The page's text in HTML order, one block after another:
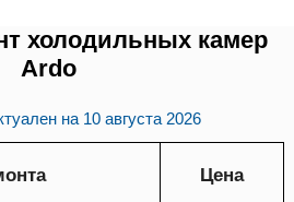
холодильных камер
Ardo
на 10 августа 2026
Цена